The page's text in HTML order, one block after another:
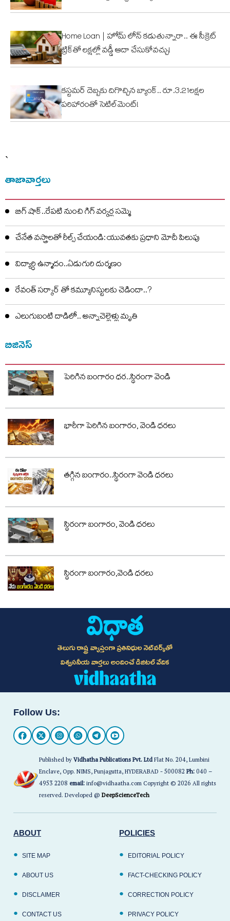
Home Loan | హోమ్ లోన్ కడుతున్నారా.. ఈ సీక్రెట్
ట్రిక్‌తో లక్షల్లో వడ్డీ ఆదా చేసుకోవచ్చు!
కస్టమర్ దెబ్బకు దిగొచ్చిన బ్యాంక్.. రూ.3.21లక్షల
పరిహారంతో సెటిల్‌మెంట్!
`
తాజావార్తలు
బిగ్ షాక్..రేపటి నుంచి గిగ్ వర్కర్ల సమ్మె
చేనేత వస్త్రాలతో రీల్స్ చేయండి: యువతకు ప్రధాని మోదీ పిలుపు
విద్యార్ధి ఉన్మాదం..ఏడుగురి దుర్మణం
రేవంత్ సర్కార్ తో కమ్యూనిస్టులకు చెడిందా..?
ఎలుగుబంటి దాడిలో.. అన్నాచెల్లెళ్లు మృతి
బిజినెస్
పెరిగిన బంగారం ధర..స్థిరంగా వెండి
భారీగా పెరిగిన బంగారం, వెండి ధరలు
తగ్గిన బంగారం..స్థిరంగా వెండి ధరలు
స్థిరంగా బంగారం, వెండి ధరలు
స్థిరంగా బంగారం,వెండి ధరలు
తెలుగు రాష్ట్ర వ్యాప్తంగా ప్రతినిధుల నెట్‌వర్క్‌తో
విశ్వసనీయ వార్తలు అందించే డిజిటల్ వేదిక
Follow Us:
Published byVidhatha Publications Pvt. LtdFlat No. 204, Lumbini
Enclave, Opp. NIMS, Punjagutta, HYDERABAD - 500082Ph:040 –
4953 2208 email:info@vidhaatha.com Copyright © 2026 All rights
reserved. Developed @DeepScienceTech
ABOUT
SITE MAP
ABOUT US
DISCLAIMER
CONTACT US
POLICIES
EDITORIAL POLICY
FACT-CHECKING POLICY
CORRECTION POLICY
PRIVACY POLICY